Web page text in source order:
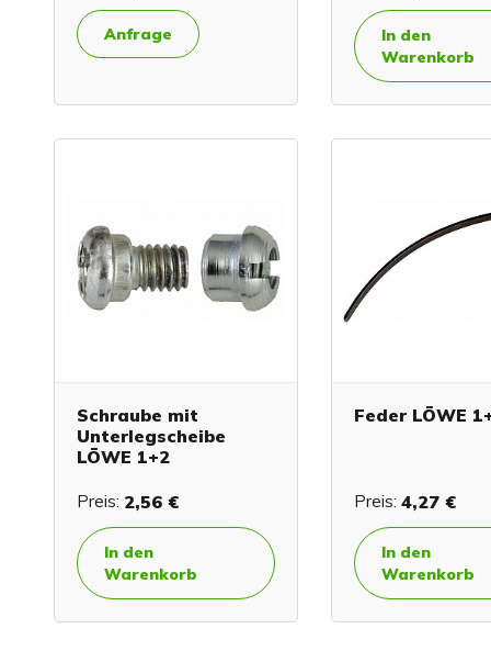
Anfrage
In den
Warenkorb
Schraube mit
Unterlegscheibe
LÖWE 1+2
Preis: 2,56 €
In den
Warenkorb
Feder LÖWE
Preis: 4,27 €
In den
Warenkorb